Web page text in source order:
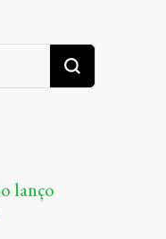
lanço